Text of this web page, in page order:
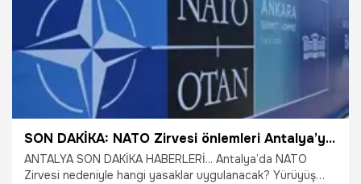
SON DAKİKA: NATO Zirvesi önlemleri Antalya’ya da uzandı! 9 günlük NATO yasakları başladı
ANTALYA SON DAKİKA HABERLERİ... Antalya’da NATO
Zirvesi nedeniyle hangi yasaklar uygulanacak? Yürüyüş